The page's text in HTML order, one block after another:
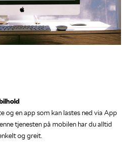
og en app som kan lastes ned via App
tjenesten på mobilen har du alltid
og greit.